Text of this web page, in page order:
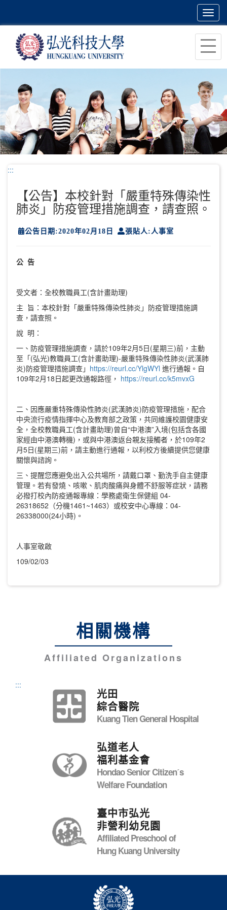
主
容
區
塊
:::
【公告】本校針對「嚴重特殊傳染性
肺炎」防疫管理措施調查，請查照。
公告日期:2020年02月18日 張貼人:人事室
公 告
受文者：全校教職員工(含計畫助理)
主 旨：本校針對「嚴重特殊傳染性肺炎」防疫管理措施調
查，請查照。
說 明：
一、防疫管理措施調查，請於109年2月5日(星期三)前，主動
至「(弘光)教職員工(含計畫助理)-嚴重特殊傳染性肺炎(武漢肺
炎)防疫管理措施調查」 https://reurl.cc/YlgWYl 進行通報。自
109年2月18日起更改通報路徑， https://reurl.cc/k5mvxG
二、因應嚴重特殊傳染性肺炎(武漢肺炎)防疫管理措施，配合
中央流行疫情指揮中心及教育部之政策，共同維護校園健康安
全，全校教職員工(含計畫助理)曾自“中港澳”入境(包括含各國
家經由中港澳轉機)，或與中港澳返台親友接觸者，於109年2
月5日(星期三)前，請主動進行通報，以利校方後續提供您健康
關懷與諮詢。
三、提醒您應避免出入公共場所，請戴口罩、勤洗手自主健康
管理。若有發燒、咳嗽、肌肉酸痛與身體不舒服等症狀，請務
必撥打校內防疫通報專線：學務處衛生保健組 04-
26318652（分機1461~1463）或校安中心專線：04-
26338000(24小時)。
人事室敬啟
109/02/03
相關機構
Affiliated Organizations
:::
光田
綜合醫院
Kuang Tien General Hospital
弘道老人
福利基金會
Hondao Senior Citizenˊs
Welfare Foundation
臺中市弘光
非營利幼兒園
Affiliated Preschool of
Hung Kuang University